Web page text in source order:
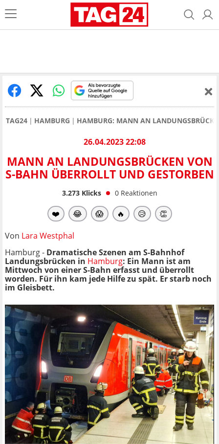
TAG24 HAMBURG HAMBURG: MANN AN
26.04.2023 22:08
MANN AN LANDUNGSBRÜCKEN VON
S-BAHN ÜBERROLLT UND GESTORBEN
3.273Klicks 0 Reaktionen
❤️ 😂 😱 🔥 😥 👏
Von Lara Westphal
Hamburg - Dramatische Szenen am S-Bahnhof
Landungsbrücken in Hamburg: Ein Mann ist am
Mittwoch von einer S-Bahn erfasst und überrollt
worden. Für ihn kam jede Hilfe zu spät. Er starb noch
im Gleisbett.